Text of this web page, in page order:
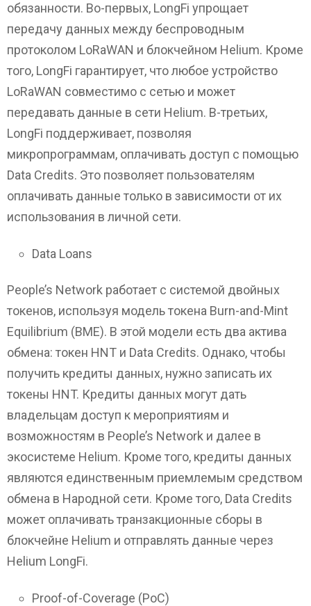
обязанности. Во-первых, LongFi упрощает
передачу данных между беспроводным
протоколом LoRaWAN и блокчейном Helium. Кроме
того, LongFi гарантирует, что любое устройство
LoRaWAN совместимо с сетью и может
передавать данные в сети Helium. В-третьих,
LongFi поддерживает, позволяя
микропрограммам, оплачивать доступ с помощью
Data Credits. Это позволяет пользователям
оплачивать данные только в зависимости от их
использования в личной сети.
Data Loans
People’s Network работает с системой двойных
токенов, используя модель токена Burn-and-Mint
Equilibrium (BME). В этой модели есть два актива
обмена: токен HNT и Data Credits. Однако, чтобы
получить кредиты данных, нужно записать их
токены HNT. Кредиты данных могут дать
владельцам доступ к мероприятиям и
возможностям в People’s Network и далее в
экосистеме Helium. Кроме того, кредиты данных
являются единственным приемлемым средством
обмена в Народной сети. Кроме того, Data Credits
может оплачивать транзакционные сборы в
блокчейне Helium и отправлять данные через
Helium LongFi.
Proof-of-Coverage (PoC)